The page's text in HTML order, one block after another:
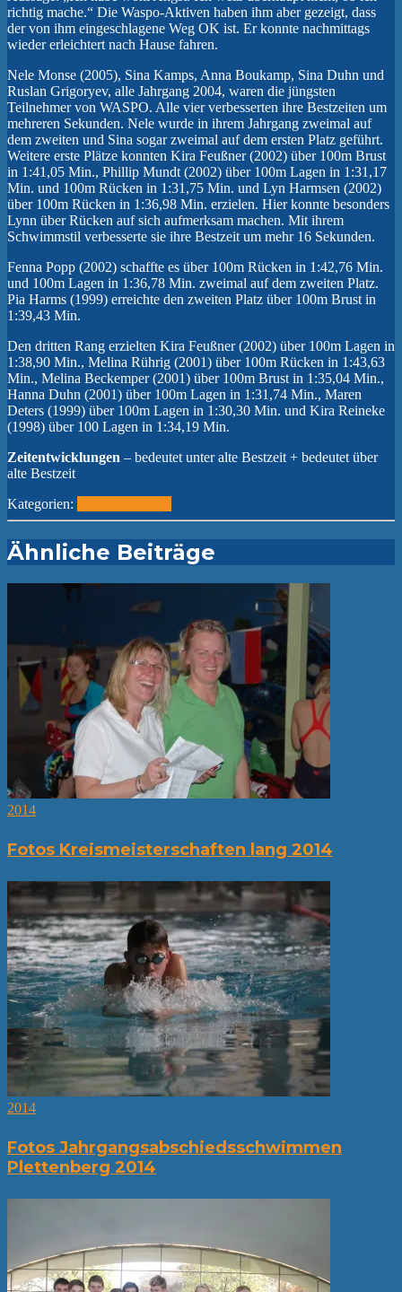
richtig mache.“ Die Waspo-Aktiven haben ihm aber gezeigt, dass
der von ihm eingeschlagene Weg OK ist. Er konnte nachmittags
wieder erleichtert nach Hause fahren.
Nele Monse (2005), Sina Kamps, Anna Boukamp, Sina Duhn und
Ruslan Grigoryev, alle Jahrgang 2004, waren die jüngsten
Teilnehmer von WASPO. Alle vier verbesserten ihre Bestzeiten um
mehreren Sekunden. Nele wurde in ihrem Jahrgang zweimal auf
dem zweiten und Sina sogar zweimal auf dem ersten Platz geführt.
Weitere erste Plätze konnten Kira Feußner (2002) über 100m Brust
in 1:41,05 Min., Phillip Mundt (2002) über 100m Lagen in 1:31,17
Min. und 100m Rücken in 1:31,75 Min. und Lyn Harmsen (2002)
über 100m Rücken in 1:36,98 Min. erzielen. Hier konnte besonders
Lynn über Rücken auf sich aufmerksam machen. Mit ihrem
Schwimmstil verbesserte sie ihre Bestzeit um mehr 16 Sekunden.
Fenna Popp (2002) schaffte es über 100m Rücken in 1:42,76 Min.
und 100m Lagen in 1:36,78 Min. zweimal auf dem zweiten Platz.
Pia Harms (1999) erreichte den zweiten Platz über 100m Brust in
1:39,43 Min.
Den dritten Rang erzielten Kira Feußner (2002) über 100m Lagen in
1:38,90 Min., Melina Rührig (2001) über 100m Rücken in 1:43,63
Min., Melina Beckemper (2001) über 100m Brust in 1:35,04 Min.,
Hanna Duhn (2001) über 100m Lagen in 1:31,74 Min., Maren
Deters (1999) über 100m Lagen in 1:30,30 Min. und Kira Reineke
(1998) über 100 Lagen in 1:34,19 Min.
Zeitentwicklungen – bedeutet unter alte Bestzeit + bedeutet über
alte Bestzeit
Kategorien:
Ähnliche Beiträge
2014
Fotos Kreismeisterschaften lang 2014
2014
Fotos Jahrgangsabschiedsschwimmen
Plettenberg 2014